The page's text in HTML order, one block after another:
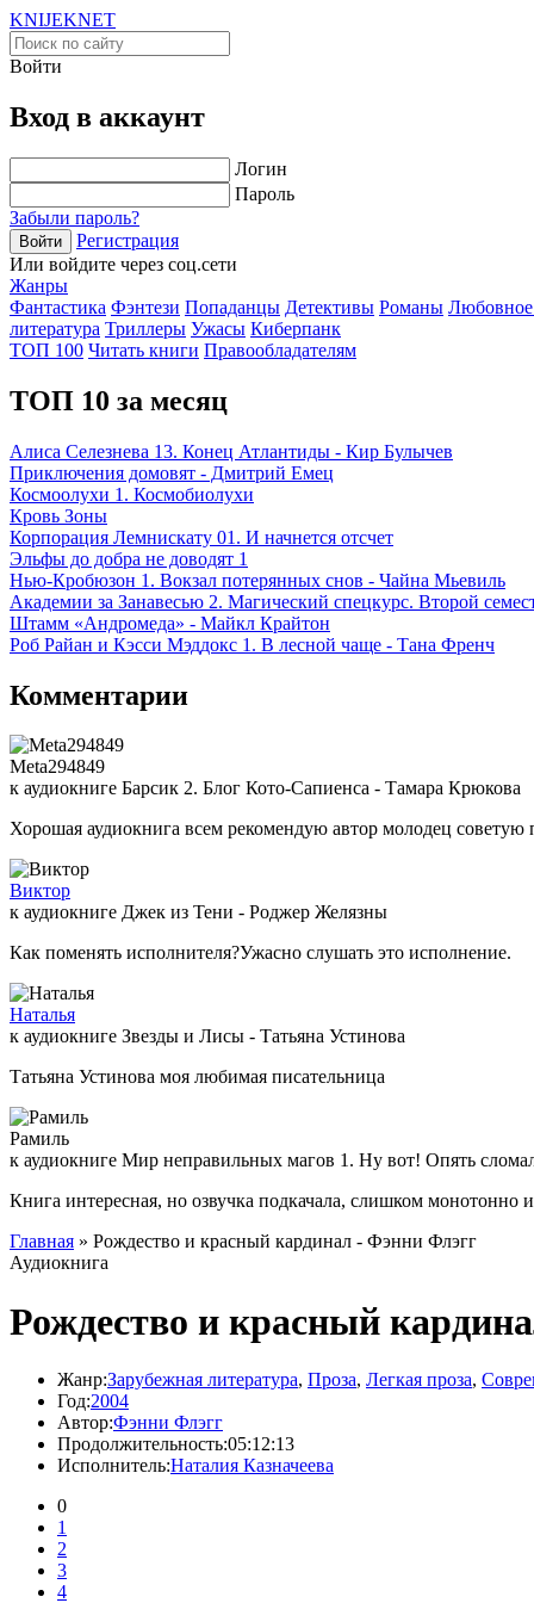
KNIJEKNET
Войти
Вход в аккаунт
Логин
Пароль
Забыли пароль?
Войти
Регистрация
Или войдите через соц.сети
Жанры
Фантастика Фэнтези Попаданцы Детективы Романы Любовное
литература Триллеры Ужасы Киберпанк
ТОП 100 Читать книги Правообладателям
ТОП 10 за месяц
Алиса Селезнева 13. Конец Атлантиды - Кир Булычев
Приключения домовят - Дмитрий Емец
Космоолухи 1. Космобиолухи
Кровь Зоны
Корпорация Лемнискату 01. И начнется отсчет
Эльфы до добра не доводят 1
Нью-Кробюзон 1. Вокзал потерянных снов - Чайна Мьевиль
Академии за Занавесью 2. Магический спецкурс. Второй
Штамм «Андромеда» - Майкл Крайтон
Роб Райан и Кэсси Мэддокс 1. В лесной чаще - Тана Френч
Комментарии
Meta294849
к аудиокниге Барсик 2. Блог Кото-Сапиенса - Тамара Крюкова
Хорошая аудиокнига всем рекомендую автор молодец советую
Виктор
к аудиокниге Джек из Тени - Роджер Желязны
Как поменять исполнителя?Ужасно слушать это исполнение.
Наталья
к аудиокниге Звезды и Лисы - Татьяна Устинова
Татьяна Устинова моя любимая писательница
Рамиль
к аудиокниге Мир неправильных магов 1. Ну вот! Опять
Книга интересная, но озвучка подкачала, слишком
Главная » Рождество и красный кардинал - Фэнни Флэгг
Аудиокнига
Рождество и красный
Жанр:Зарубежная литература, Проза, Легкая проза,
Год:2004
Автор:Фэнни Флэгг
Продолжительность:05:12:13
Исполнитель:Наталия Казначеева
0
1
2
3
4